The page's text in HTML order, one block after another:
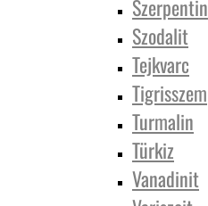
Szerpentin
Szodalit
Tejkvarc
Tigrisszem
Turmalin
Türkiz
Vanadinit